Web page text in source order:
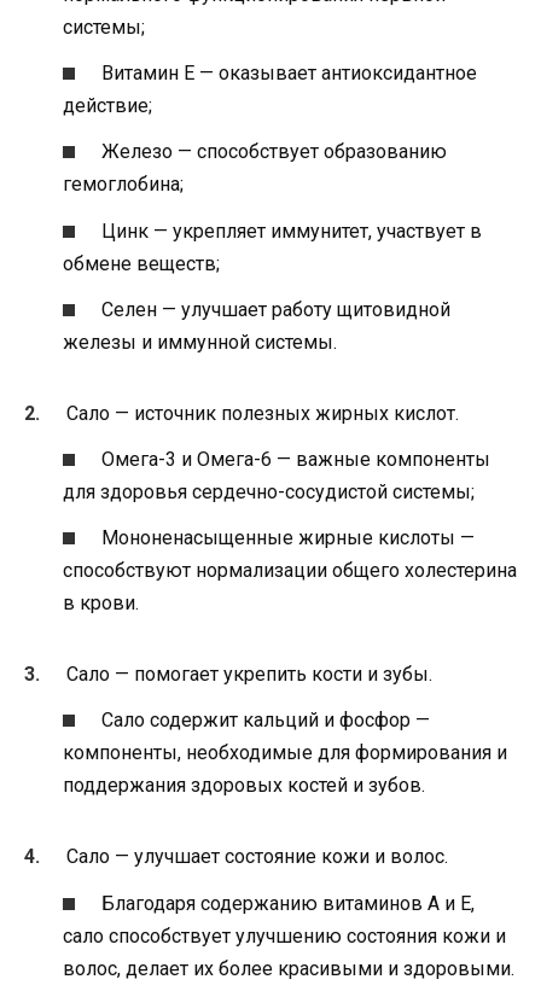
системы;
Витамин Е — оказывает антиоксидантное
действие;
Железо — способствует образованию
гемоглобина;
Цинк — укрепляет иммунитет, участвует в
обмене веществ;
Селен — улучшает работу щитовидной
железы и иммунной системы.
Сало — источник полезных жирных кислот.
Омега-3 и Омега-6 — важные компоненты
для здоровья сердечно-сосудистой системы;
Мононенасыщенные жирные кислоты —
способствуют нормализации общего холестерина
в крови.
Сало — помогает укрепить кости и зубы.
Сало содержит кальций и фосфор —
компоненты, необходимые для формирования и
поддержания здоровых костей и зубов.
Сало — улучшает состояние кожи и волос.
Благодаря содержанию витаминов А и Е,
сало способствует улучшению состояния кожи и
волос, делает их более красивыми и здоровыми.